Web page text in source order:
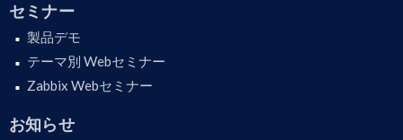
セミナー
製品デモ
テーマ別 Webセミナー
Zabbix Webセミナー
お知らせ